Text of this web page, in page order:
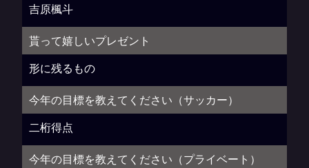
吉原楓斗
貰って嬉しいプレゼント
形に残るもの
今年の目標を教えてください（サッカー）
二桁得点
今年の目標を教えてください（プライベート）